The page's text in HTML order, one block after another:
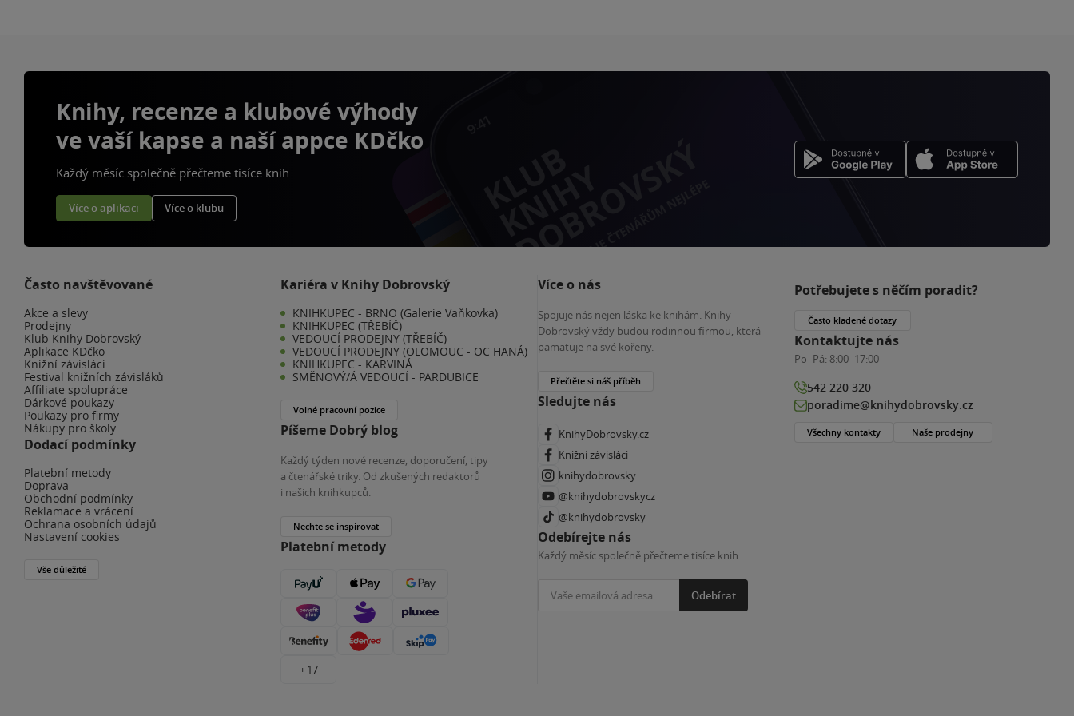
Knihy, recenze a klubové výhody
ve vaší kapse a naší appce KDčko
Každý měsíc společně přečteme tisíce knih
Více o aplikaci Více o klubu
Často navštěvované
Akce a slevy
Prodejny
Klub Knihy Dobrovský
Aplikace KDčko
Knižní závisláci
Festival knižních závisláků
Affiliate spolupráce
Dárkové poukazy
Poukazy pro firmy
Nákupy pro školy
Dodací podmínky
Platební metody
Doprava
Obchodní podmínky
Reklamace a vrácení
Ochrana osobních údajů
Nastavení cookies
Vše důležité
Kariéra v Knihy Dobrovský
KNIHKUPEC - BRNO (Galerie Vaňkovka)
KNIHKUPEC (TŘEBÍČ)
VEDOUCÍ PRODEJNY (TŘEBÍČ)
VEDOUCÍ PRODEJNY (OLOMOUC - OC HANÁ)
KNIHKUPEC - KARVINÁ
SMĚNOVÝ/Á VEDOUCÍ - PARDUBICE
Volné pracovní pozice
Píšeme Dobrý blog
Každý týden nové recenze, doporučení, tipy
a čtenářské triky. Od zkušených redaktorů
i našich knihkupců.
Nechte se inspirovat
Platební metody
+ 17
Více o nás
Spojuje nás nejen láska ke knihám. Knihy
Dobrovský vždy budou rodinnou firmou, která
pamatuje na své kořeny.
Přečtěte si náš příběh
Sledujte nás
KnihyDobrovsky.cz
Knižní závisláci
knihydobrovsky
@knihydobrovskycz
@knihydobrovsky
Odebírejte nás
Každý měsíc společně přečteme tisíce knih
Odebírat
Potřebujete s něčím poradit?
Často kladené dotazy
Kontaktujte nás
Po–Pá: 8:00–17:00
542 220 320
poradime@knihydobrovsky.cz
Všechny kontakty Naše prodejny